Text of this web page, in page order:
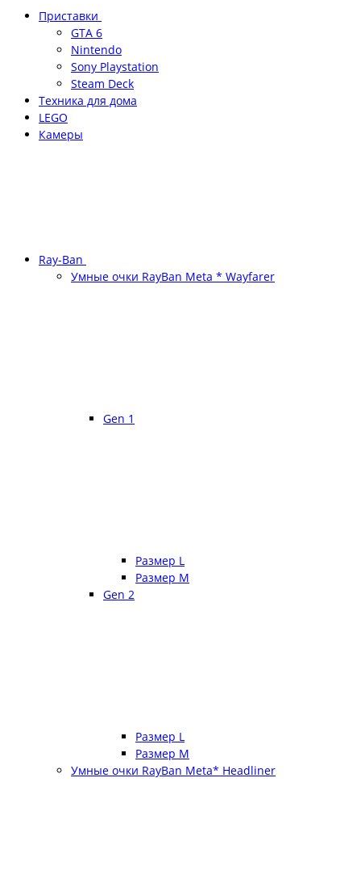
Приставки
GTA 6
Nintendo
Sony Playstation
Steam Deck
Техника для дома
LEGO
Камеры
Ray-Ban
Умные очки RayBan Meta * Wayfarer
Gen 1
Размер L
Размер М
Gen 2
Размер L
Размер М
Умные очки RayBan Meta* Headliner